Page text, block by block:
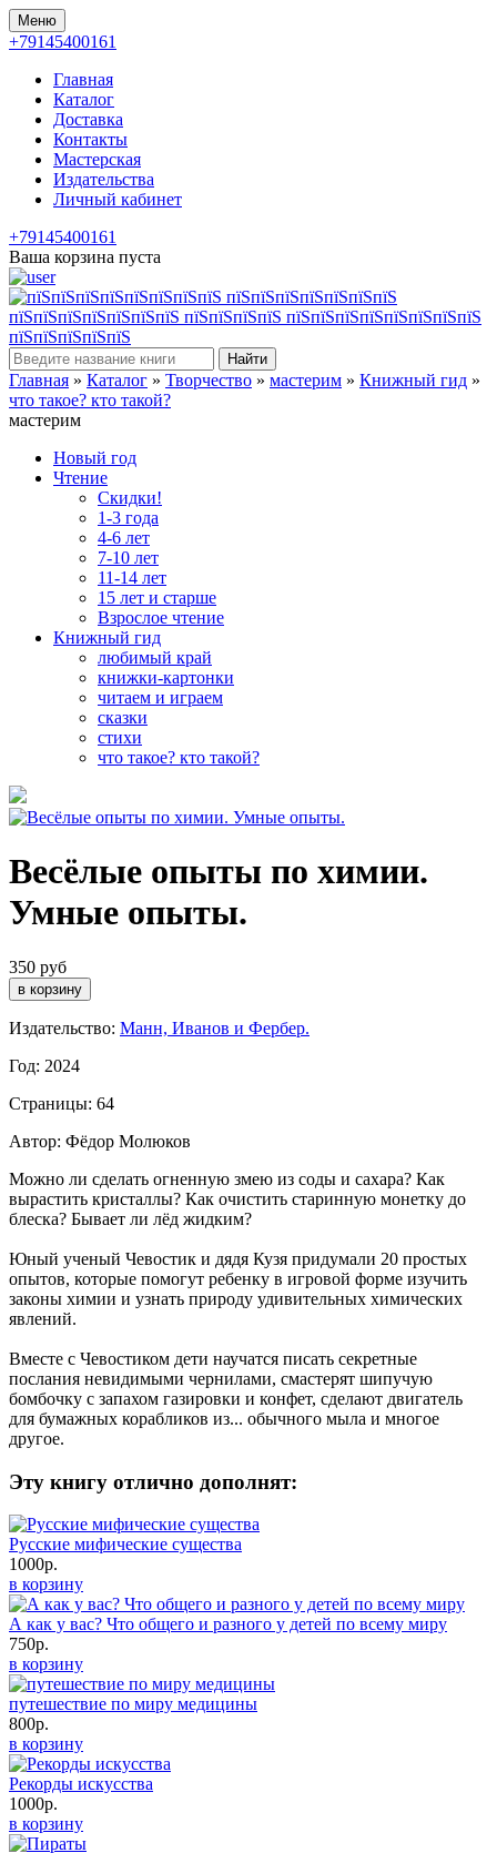
Меню
+79145400161
Главная
Каталог
Доставка
Контакты
Мастерская
Издательства
Личный кабинет
+79145400161
Ваша корзина пуста
Найти
Главная » Каталог » Творчество » мастерим » Книжный гид »
что такое? кто такой?
мастерим
Новый год
Чтение
Скидки!
1-3 года
4-6 лет
7-10 лет
11-14 лет
15 лет и старше
Взрослое чтение
Книжный гид
любимый край
книжки-картонки
читаем и играем
сказки
стихи
что такое? кто такой?
Весёлые опыты по химии.
Умные опыты.
350 руб
Издательство: Манн, Иванов и Фербер.
Год: 2024
Страницы: 64
Автор: Фёдор Молюков
Можно ли сделать огненную змею из соды и сахара? Как
вырастить кристаллы? Как очистить старинную монетку до
блеска? Бывает ли лёд жидким?
Юный ученый Чевостик и дядя Кузя придумали 20 простых
опытов, которые помогут ребенку в игровой форме изучить
законы химии и узнать природу удивительных химических
явлений.
Вместе с Чевостиком дети научатся писать секретные
послания невидимыми чернилами, смастерят шипучую
бомбочку с запахом газировки и конфет, сделают двигатель
для бумажных корабликов из... обычного мыла и многое
другое.
Эту книгу отлично дополнят:
Русские мифические существа
1000р.
в корзину
А как у вас? Что общего и разного у детей по всему миру
750р.
в корзину
путешествие по миру медицины
800р.
в корзину
Рекорды искусства
1000р.
в корзину